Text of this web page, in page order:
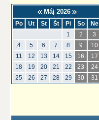
Máj 2026
Po Ut St Št Pi So
Ne
1
2
3
4
5 6 7 8 9
10
11
12 13 14 15 16
17
18
19 20 21 22 23
24
25
26 27 28 29 30 31